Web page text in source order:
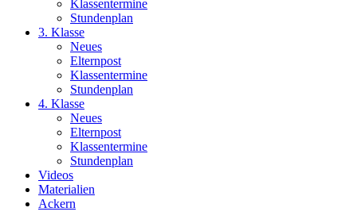
Klassentermine
Stundenplan
3. Klasse
Neues
Elternpost
Klassentermine
Stundenplan
4. Klasse
Neues
Elternpost
Klassentermine
Stundenplan
Videos
Materialien
Ackern